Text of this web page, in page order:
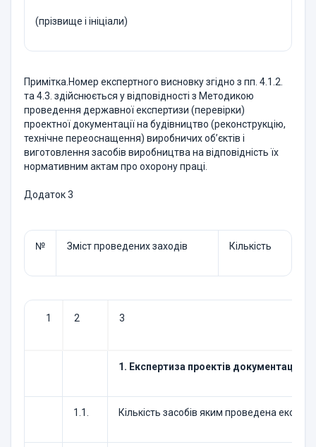
(прізвище і ініціали)
Примітка.Номер експертного висновку згідно з пп. 4.1.2.
та 4.3. здійснюється у відповідності з Методикою
проведення державної експертизи (перевірки)
проектної документації на будівництво (реконструкцію,
технічне переоснащення) виробничих об’єктів і
виготовлення засобів виробництва на відповідність їх
нормативним актам про охорону праці.
Додаток 3
№ Зміст проведених заходів Кількість
1 2 3
1. Експертиза проектів документації
1.1. Кількість засобів яким проведена